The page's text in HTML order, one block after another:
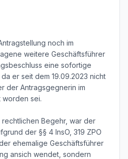
noch im
weitere Geschäftsführer
eine sofortige
er seit dem 19.09.2023 nicht
der Antragsgegnerin im
sei.
Begehr, war der
der §§ 4 InsO, 319 ZPO
ehemalige Geschäftsführer
ansich wendet, sondern